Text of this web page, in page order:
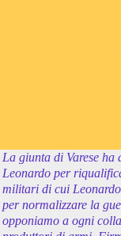
La giunta di Varese ha
Leonardo per
militari di cui Leonardo
per normalizzare la
opponiamo a ogni